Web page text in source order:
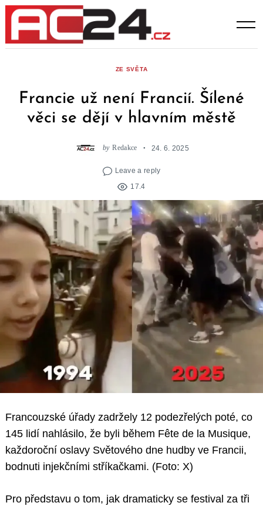
Skip
content
ZE SVĚTA
Francie už není Francií. Šílené
věci se dějí v hlavním městě
by Redakce 24. 6. 2025
Leave a reply
17.4
Francouzské úřady zadržely 12 podezřelých poté, co
145 lidí nahlásilo, že byli během Fête de la Musique,
každoroční oslavy Světového dne hudby ve Francii,
bodnuti injekčními stříkačkami. (Foto: X)
Pro představu o tom, jak dramaticky se festival za tři